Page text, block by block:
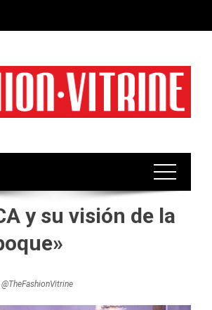
y su visión de la
@TheFashionVitrine